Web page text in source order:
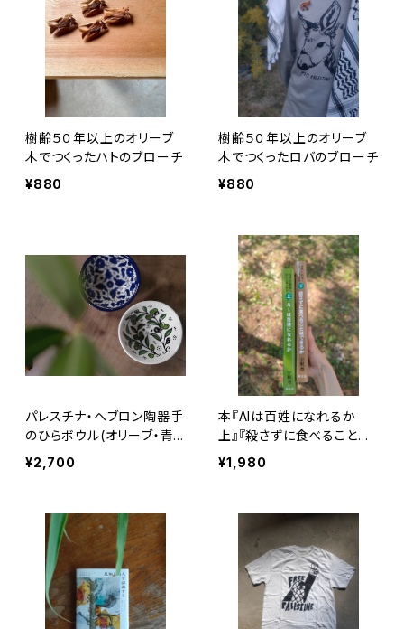
樹齢５０年以上のオリーブ
木でつくったハトのブローチ
¥880
樹齢５０年以上のオリーブ
木でつくったロバのブローチ
¥880
パレスチナ・ヘブロン陶器手
のひらボウル(オリーブ・青
い花)
¥2,700
本『AIは百姓になれるか
上』『殺さずに食べることは
できるか 下』宇根 豊
¥1,980